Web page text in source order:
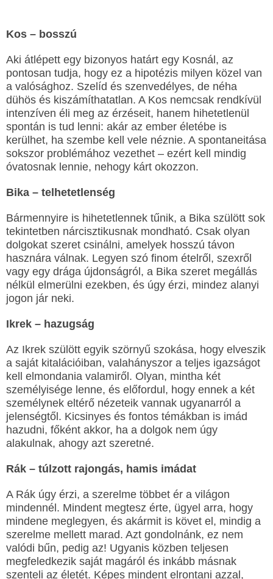
Kos – bosszú
Aki átlépett egy bizonyos határt egy Kosnál, az
pontosan tudja, hogy ez a hipotézis milyen közel van
a valósághoz. Szelíd és szenvedélyes, de néha
dühös és kiszámíthatatlan. A Kos nemcsak rendkívül
intenzíven éli meg az érzéseit, hanem hihetetlenül
spontán is tud lenni: akár az ember életébe is
kerülhet, ha szembe kell vele néznie. A spontaneitása
sokszor problémához vezethet – ezért kell mindig
óvatosnak lennie, nehogy kárt okozzon.
Bika – telhetetlenség
Bármennyire is hihetetlennek tűnik, a Bika szülött sok
tekintetben nárcisztikusnak mondható. Csak olyan
dolgokat szeret csinálni, amelyek hosszú távon
hasznára válnak. Legyen szó finom ételről, szexről
vagy egy drága újdonságról, a Bika szeret megállás
nélkül elmerülni ezekben, és úgy érzi, mindez alanyi
jogon jár neki.
Ikrek – hazugság
Az Ikrek szülött egyik szörnyű szokása, hogy elveszik
a saját kitalációiban, valahányszor a teljes igazságot
kell elmondania valamiről. Olyan, mintha két
személyisége lenne, és előfordul, hogy ennek a két
személynek eltérő nézeteik vannak ugyanarról a
jelenségtől. Kicsinyes és fontos témákban is imád
hazudni, főként akkor, ha a dolgok nem úgy
alakulnak, ahogy azt szeretné.
Rák – túlzott rajongás, hamis imádat
A Rák úgy érzi, a szerelme többet ér a világon
mindennél. Mindent megtesz érte, ügyel arra, hogy
mindene meglegyen, és akármit is követ el, mindig a
szerelme mellett marad. Azt gondolnánk, ez nem
valódi bűn, pedig az! Ugyanis közben teljesen
megfeledkezik saját magáról és inkább másnak
szenteli az életét. Képes mindent elrontani azzal,